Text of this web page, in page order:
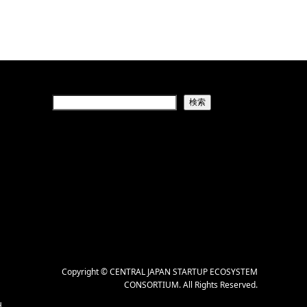
検索
Copyright©CENTRAL JAPAN STARTUP ECOSYSTEM
CONSORTIUM. All Rights Reserved.